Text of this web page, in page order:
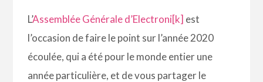
L’Assemblée Générale d’Electroni[k] est
l’occasion de faire le point sur l’année 2020
écoulée, qui a été pour le monde entier une
année particulière, et de vous partager le